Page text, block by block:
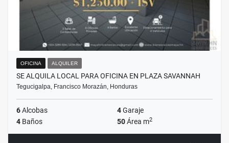
OFICINA ALQUILER
SE ALQUILA LOCAL PARA OFICINA EN PLAZA SAVANNAH
Tegucigalpa, Francisco Morazán, Honduras
6Alcobas 4Garaje
4 Baños 50Área m2